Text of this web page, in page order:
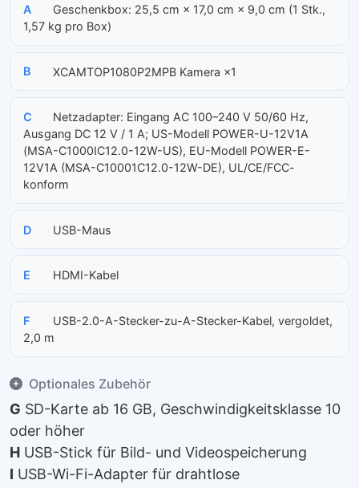
A
Geschenkbox: 25,5 cm × 17,0 cm × 9,0 cm (1 Stk.,
1,57 kg pro Box)
B XCAMTOP1080P2MPB Kamera ×1
C
Netzadapter: Eingang AC 100–240 V 50/60 Hz,
Ausgang DC 12 V / 1 A; US-Modell POWER-U-12V1A
(MSA-C1000IC12.0-12W-US), EU-Modell POWER-E-
12V1A (MSA-C10001C12.0-12W-DE), UL/CE/FCC-
konform
D USB-Maus
E HDMI-Kabel
F
USB-2.0-A-Stecker-zu-A-Stecker-Kabel, vergoldet,
2,0 m
Optionales Zubehör
G SD-Karte ab 16 GB, Geschwindigkeitsklasse 10
oder höher
H USB-Stick für Bild- und Videospeicherung
I USB-Wi-Fi-Adapter für drahtlose